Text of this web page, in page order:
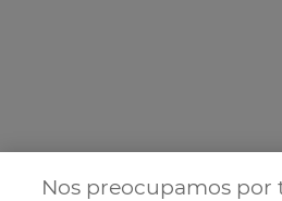
Nos preocupamos por